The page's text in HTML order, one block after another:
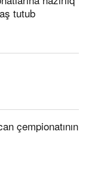
tutub
çempionatının